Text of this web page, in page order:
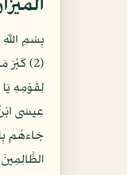
عِيسَى